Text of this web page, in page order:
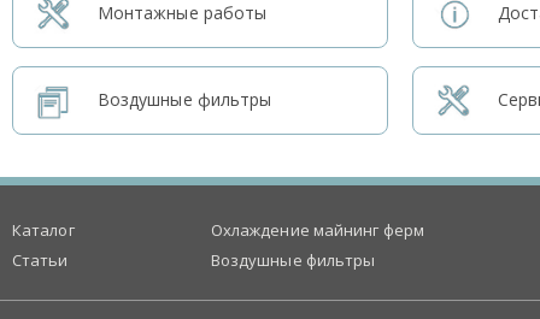
Монтажные работы
Воздушные фильтры
Каталог
Статьи
Охлаждение майнинг ферм
Воздушные фильтры